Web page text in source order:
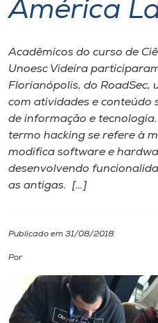
Internacionalização
I.nova
Diplomados
Biblioteca
América
Acadêmicos do curso de
Unoesc Videira
Florianópolis, do RoadSec,
com atividades e conteúdo
de informação e
termo hacking se refere à
modifica software e
desenvolvendo
as antigas. […]
Publicado em 31/08/2018
Por